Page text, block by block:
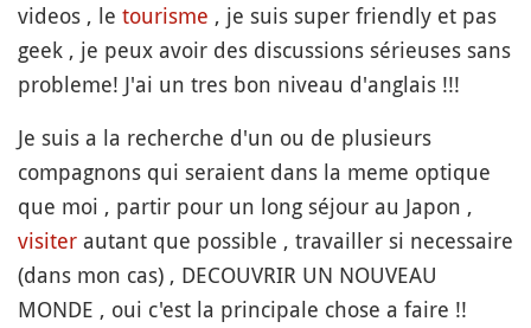
videos , le tourisme , je suis super friendly et pas
geek , je peux avoir des discussions sérieuses sans
probleme! J'ai un tres bon niveau d'anglais !!!
Je suis a la recherche d'un ou de plusieurs
compagnons qui seraient dans la meme optique
que moi , partir pour un long séjour au Japon ,
visiter autant que possible , travailler si necessaire
(dans mon cas) , DECOUVRIR UN NOUVEAU
MONDE , oui c'est la principale chose a faire !!